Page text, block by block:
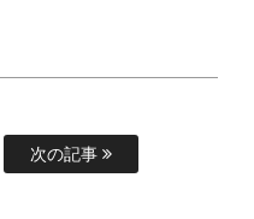
次の記事